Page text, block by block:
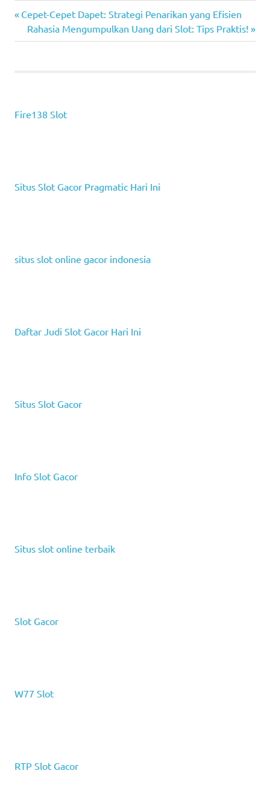
Navigasi
pos
Previous
Post:
Cepet-Cepet Dapet: Strategi Penarikan yang Efisien
Next
Post:
Rahasia Mengumpulkan Uang dari Slot: Tips Praktis!
Fire138 Slot
Situs Slot Gacor Pragmatic Hari Ini
situs slot online gacor indonesia
Daftar Judi Slot Gacor Hari Ini
Situs Slot Gacor
Info Slot Gacor
Situs slot online terbaik
Slot Gacor
W77 Slot
RTP Slot Gacor